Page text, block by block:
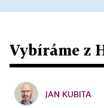
Vybíráme z
JAN KUBITA